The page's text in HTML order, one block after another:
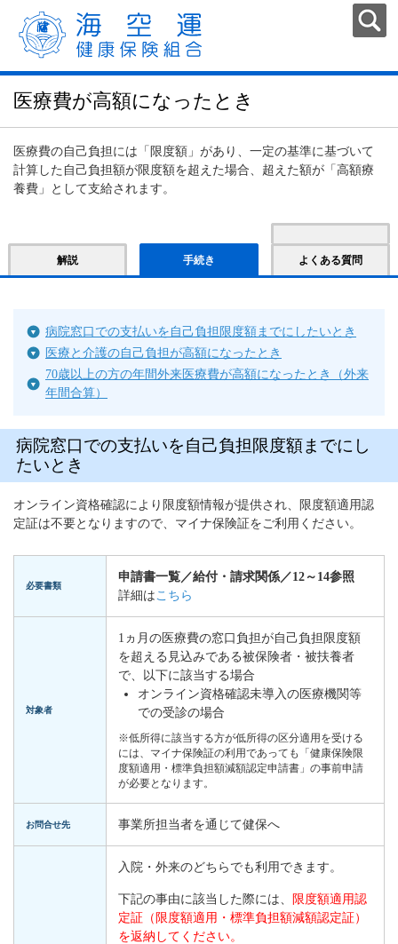
医療費が高額になったとき
医療費の自己負担には「限度額」があり、一定の基準に基づいて
計算した自己負担額が限度額を超えた場合、超えた額が「高額療
養費」として支給されます。
解説 手続き よくある質問
病院窓口での支払いを自己負担限度額までにしたいとき
医療と介護の自己負担が高額になったとき
70歳以上の方の年間外来医療費が高額になったとき（外来
年間合算）
病院窓口での支払いを自己負担限度額までにし
たいとき
オンライン資格確認により限度額情報が提供され、限度額適用認
定証は不要となりますので、マイナ保険証をご利用ください。
必要書類
申請書一覧／給付・請求関係／12～14参照
詳細はこちら
対象者
1ヵ月の医療費の窓口負担が自己負担限度額
を超える見込みである被保険者・被扶養者
で、以下に該当する場合
オンライン資格確認未導入の医療機関等
での受診の場合
※低所得に該当する方が低所得の区分適用を受ける
には、マイナ保険証の利用であっても「健康保険限
度額適用・標準負担額減額認定申請書」の事前申請
が必要となります。
お問合せ先 事業所担当者を通じて健保へ
入院・外来のどちらでも利用できます。
下記の事由に該当した際には、
限度額適用認
定証（限度額適用・標準負担額減額認定証）
を返納してください。